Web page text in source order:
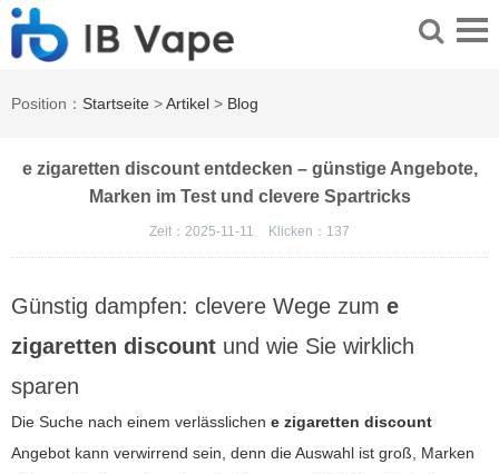
Position： Startseite >Artikel > Blog
e zigaretten discount entdecken – günstige Angebote,
Marken im Test und clevere Spartricks
Zeit：2025-11-11 Klicken： 137
Günstig dampfen: clevere Wege zum e
zigaretten discount und wie Sie wirklich
sparen
Die Suche nach einem verlässlichen e zigaretten discount
Angebot kann verwirrend sein, denn die Auswahl ist groß, Marken